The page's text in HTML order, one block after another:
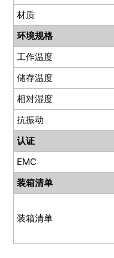
材质
环境规格
工作温度
储存温度
相对湿度
抗振动
认证
EMC
装箱清单
装箱清单